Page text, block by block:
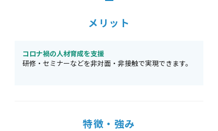
メリット
コロナ禍の人材育成を支援
研修・セミナーなどを非対面・非接触で実現できます。
特徴・強み